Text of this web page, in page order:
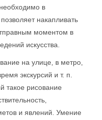
в
накапливать
моментом в
искусства.
на улице, в метро,
экскурсий и т. п.
такое рисование
и явлений. Умение